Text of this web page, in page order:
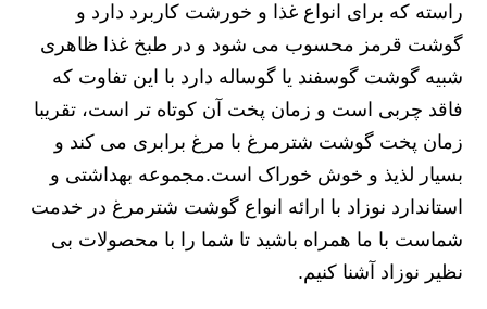
راسته که برای انواع غذا و خورشت کاربرد دارد و
گوشت قرمز محسوب می شود و در طبخ غذا ظاهری
شبیه گوشت گوسفند یا گوساله دارد با این تفاوت که
فاقد چربی است و زمان پخت آن کوتاه تر است، تقریبا
زمان پخت گوشت شترمرغ با مرغ برابری می کند و
بسیار لذیذ و خوش خوراک است.مجموعه بهداشتی و
استاندارد نوزاد با ارائه انواع گوشت شترمرغ در خدمت
شماست با ما همراه باشید تا شما را با محصولات بی
نظیر نوزاد آشنا کنیم.